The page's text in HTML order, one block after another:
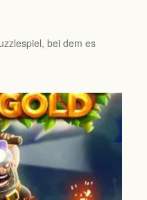
bei dem es